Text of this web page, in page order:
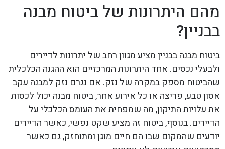
מהם היתרונות של ביטוח מבנה
בבניין?
ביטוח מבנה בבניין מציע מגוון רחב של יתרונות לדיירים
ולבעלי נכסים. אחד היתרונות המרכזיים הוא ההגנה הכלכלית
שהביטוח מספק במקרה של נזק. אם נגרם נזק למבנה עקב
אסון טבע, פריצה או כל אירוע אחר, ביטוח מבנה יכול לכסות
את עלויות התיקון, מה שמפחית את העומס הכלכלי על
הדיירים. בנוסף, ביטוח זה מציע שקט נפשי, כאשר הדיירים
יודעים שהמקום שבו הם חיים מוגן ומתוחזק, גם כאשר